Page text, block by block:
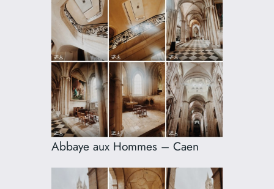
Abbaye aux Hommes – Caen